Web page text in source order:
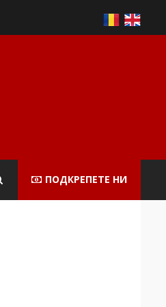
ПОДКРЕПЕТЕ НИ